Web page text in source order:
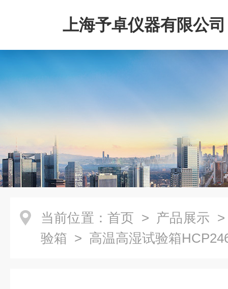
上海予卓仪器有限公司
当前位置： 首页 > 产品展示
验箱 > 高温高湿试验箱